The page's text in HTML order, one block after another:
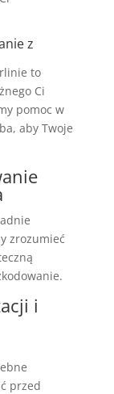
z
to
Ci
pomoc w
aby Twoje
zrozumieć
i
przed